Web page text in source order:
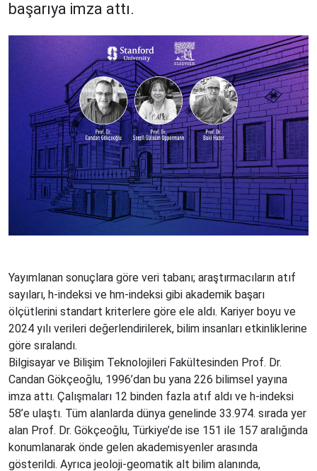
başarıya imza attı.
Yayımlanan sonuçlara göre veri tabanı; araştırmacıların atıf
sayıları, h-indeksi ve hm-indeksi gibi akademik başarı
ölçütlerini standart kriterlere göre ele aldı. Kariyer boyu ve
2024 yılı verileri değerlendirilerek, bilim insanları etkinliklerine
göre sıralandı.
Bilgisayar ve Bilişim Teknolojileri Fakültesinden Prof. Dr.
Candan Gökçeoğlu, 1996’dan bu yana 226 bilimsel yayına
imza attı. Çalışmaları 12 binden fazla atıf aldı ve h-indeksi
58’e ulaştı. Tüm alanlarda dünya genelinde 33.974. sırada yer
alan Prof. Dr. Gökçeoğlu, Türkiye’de ise 151 ile 157 aralığında
konumlanarak önde gelen akademisyenler arasında
gösterildi. Ayrıca jeoloji-geomatik alt bilim alanında,